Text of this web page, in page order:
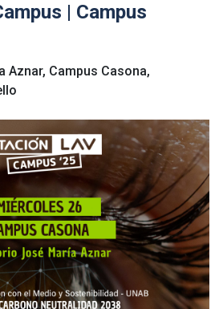
| Campus
Aznar, Campus Casona,